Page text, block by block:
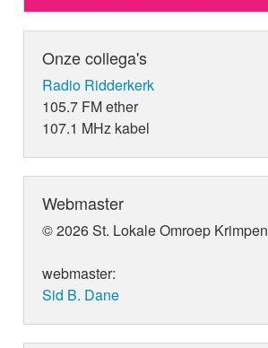
Onze collega's
Radio Ridderkerk
105.7 FM ether
107.1 MHz kabel
Webmaster
© 2026 St. Lokale Omroep Krimpen
webmaster:
Sid B. Dane